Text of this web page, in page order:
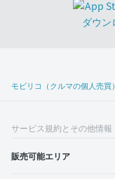
モビリコ（クルマの個人売買）
サービス規約とその他情報
販売可能エリア